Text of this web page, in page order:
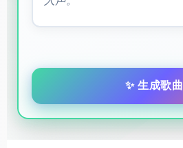
✨ 生成歌曲